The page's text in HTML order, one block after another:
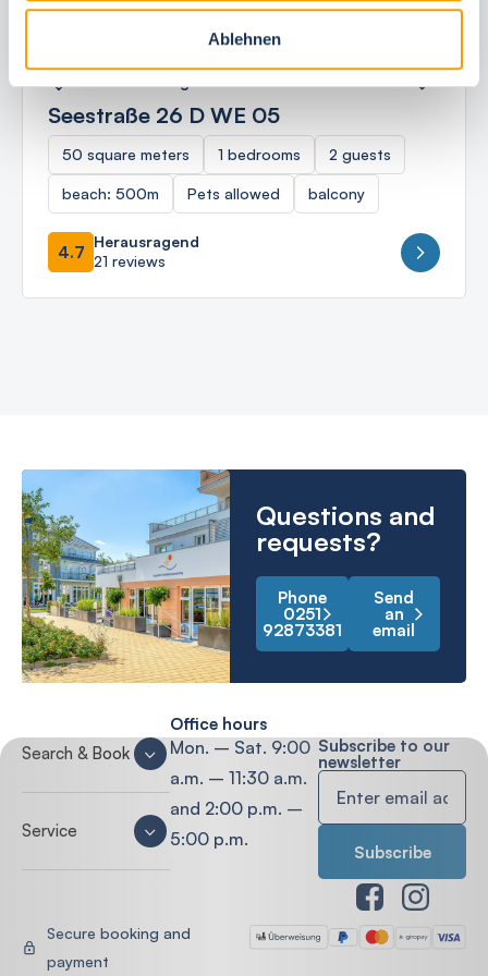
Ablehnen
Seestraße 26 D WE 05
50 square meters 1 bedrooms 2 guests
beach: 500m Pets allowed balcony
4.7
Herausragend
21 reviews
Questions and
requests?
Phone
0251
92873381
Send
an
email
Search & Book
Service
Office hours
Mon. – Sat. 9:00
a.m. – 11:30 a.m.
and 2:00 p.m. –
5:00 p.m.
Subscribe to our
newsletter
Secure booking and
payment